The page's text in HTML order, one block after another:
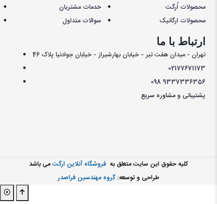
خدمات مشتریان
سوالات متداول
محصولات اُرگت
محصولات ارگانیک
ارتباط با ما
تهران - میدان هفت تیر - خیابان بهارشیراز - خیابان جوادنیا پلاک 46
02177671173
0989337336356
پشتیبانی و مشاوره سریع
کليه حقوق اين سايت متعلق به فروشگاه آنلاین ارگتمی باشد
طراحی و توسعه: گروه مهندسین فراصدر